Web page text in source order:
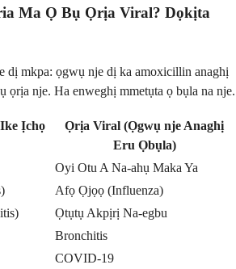
Ma Ọ Bụ Ọrịa Viral? Dọkịta
dị mkpa: ọgwụ nje dị ka amoxicillin anaghị
ọrịa nje. Ha enweghị mmetụta ọ bụla na nje.
Ịchọ
Ọrịa Viral (Ọgwụ nje Anaghị
Eru Ọbụla)
Oyi Otu A Na-ahụ Maka Ya
Afọ Ọjọọ (Influenza)
Ọtụtụ Akpịrị Na-egbu
Bronchitis
COVID-19